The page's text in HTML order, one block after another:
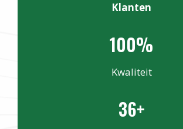
Klanten
100%
Kwaliteit
36+